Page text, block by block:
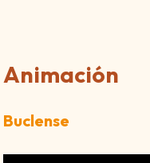
Animación
Buclense